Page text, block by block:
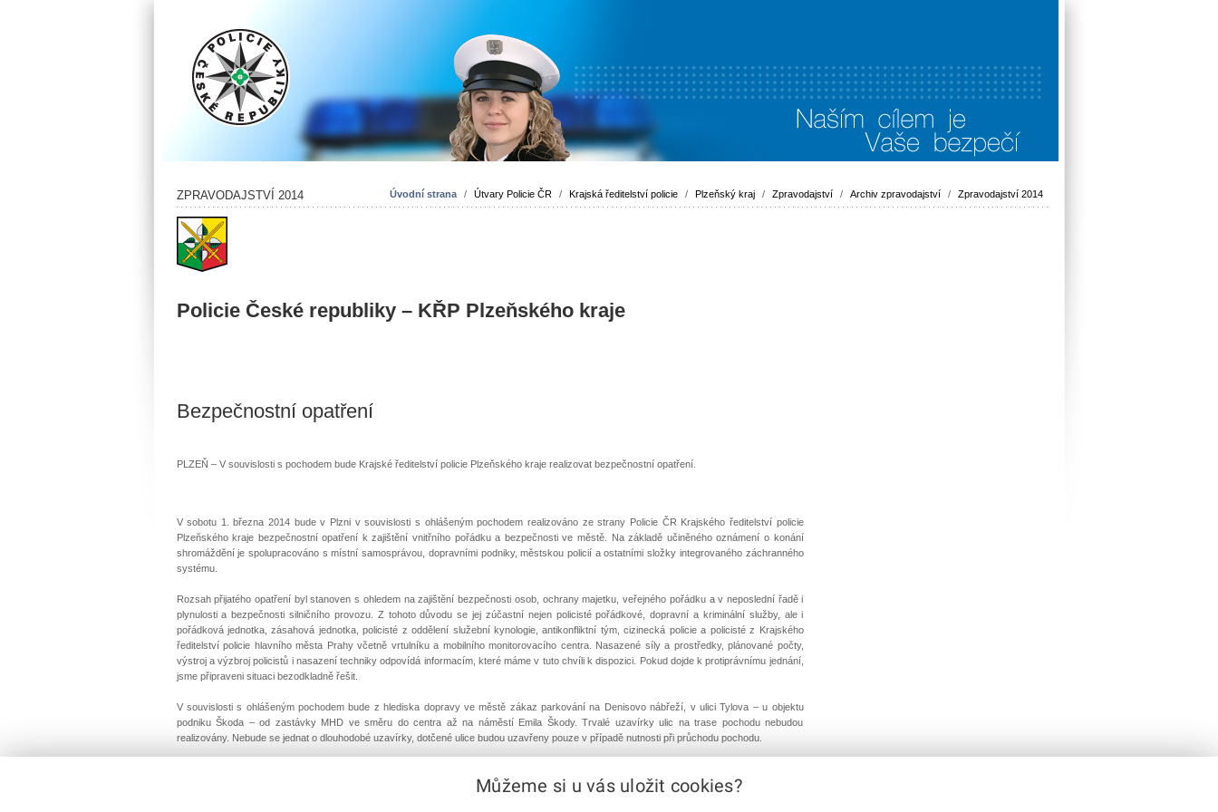
Úvodní strana / Útvary Policie ČR / Krajská ředitelství policie / Plzeňský kraj / Zpravodajství / Archiv zpravodajství / Zpravodajství 2014
ZPRAVODAJSTVÍ 2014
Policie České republiky – KŘP Plzeňského kraje
Bezpečnostní opatření
PLZEŇ – V souvislosti s pochodem bude Krajské ředitelství policie Plzeňského kraje realizovat bezpečnostní opatření.
V sobotu 1. března 2014 bude v Plzni v souvislosti s ohlášeným pochodem realizováno ze strany Policie ČR Krajského ředitelství policie
Plzeňského kraje bezpečnostní opatření k zajištění vnitřního pořádku a bezpečnosti ve městě. Na základě učiněného oznámení o konání
shromáždění je spolupracováno s místní samosprávou, dopravními podniky, městskou policií a ostatními složky integrovaného záchranného
systému.
Rozsah přijatého opatření byl stanoven s ohledem na zajištění bezpečnosti osob, ochrany majetku, veřejného pořádku a v neposlední řadě i
plynulosti a bezpečnosti silničního provozu. Z tohoto důvodu se jej zúčastní nejen policisté pořádkové, dopravní a kriminální služby, ale i
pořádková jednotka, zásahová jednotka, policisté z oddělení služební kynologie, antikonfliktní tým, cizinecká policie a policisté z Krajského
ředitelství policie hlavního města Prahy včetně vrtulníku a mobilního monitorovacího centra. Nasazené síly a prostředky, plánované počty,
výstroj a výzbroj policistů i nasazení techniky odpovídá informacím, které máme v tuto chvíli k dispozici. Pokud dojde k protiprávnímu jednání,
jsme připraveni situaci bezodkladně řešit.
V souvislosti s ohlášeným pochodem bude z hlediska dopravy ve městě zákaz parkování na Denisovo nábřeží, v ulici Tylova – u objektu
podniku Škoda – od zastávky MHD ve směru do centra až na náměstí Emila Škody. Trvalé uzavírky ulic na trase pochodu nebudou
realizovány. Nebude se jednat o dlouhodobé uzavírky, dotčené ulice budou uzavřeny pouze v případě nutnosti při průchodu pochodu.
Náměstí Republiky, následovat budou ulice Františkánská, Martinská, Americká, Tylova až na náměstí Emila Škody. Doporučujeme občanům,
Můžeme si u vás uložit cookies?